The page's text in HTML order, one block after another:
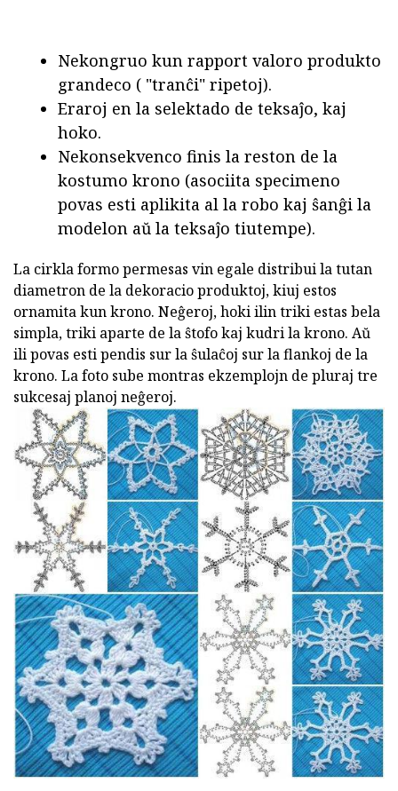
Nekongruo kun rapport valoro produkto
grandeco ( "tranĉi" ripetoj).
Eraroj en la selektado de teksaĵo, kaj
hoko.
Nekonsekvenco finis la reston de la
kostumo krono (asociita specimeno
povas esti aplikita al la robo kaj ŝanĝi la
modelon aŭ la teksaĵo tiutempe).
La cirkla formo permesas vin egale distribui la tutan
diametron de la dekoracio produktoj, kiuj estos
ornamita kun krono. Neĝeroj, hoki ilin triki estas bela
simpla, triki aparte de la ŝtofo kaj kudri la krono. Aŭ
ili povas esti pendis sur la ŝulaĉoj sur la flankoj de la
krono. La foto sube montras ekzemplojn de pluraj tre
sukcesaj planoj neĝeroj.